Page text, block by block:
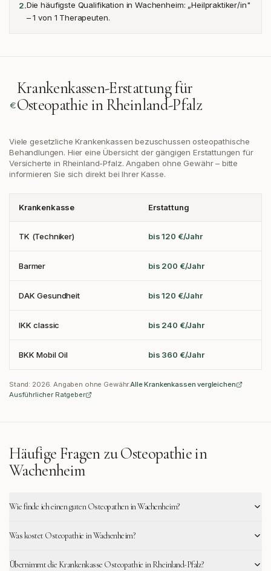
2.Die häufigste Qualifikation in Wachenheim: „Heilpraktiker/in"
– 1 von 1 Therapeuten.
Krankenkassen-Erstattung für
Osteopathie inRheinland-Pfalz
Viele gesetzliche Krankenkassen bezuschussen osteopathische
Behandlungen. Hier eine Übersicht der gängigen Erstattungen für
Versicherte in Rheinland-Pfalz. Angaben ohne Gewähr – bitte
informieren Sie sich direkt bei Ihrer Kasse.
Krankenkasse Erstattung
TK (Techniker) bis 120 €/Jahr
Barmer bis 200 €/Jahr
DAK Gesundheit bis 120 €/Jahr
IKK classic bis 240 €/Jahr
BKK Mobil Oil bis 360 €/Jahr
Stand: 2026 . Angaben ohne Gewähr. Alle Krankenkassen vergleichen
Ausführlicher Ratgeber
Häufige Fragen zu Osteopathie in
Wachenheim
Wie finde ich einen guten Osteopathen in Wachenheim?
Was kostet Osteopathie in Wachenheim?
Übernimmt die Krankenkasse Osteopathie in Rheinland-Pfalz?